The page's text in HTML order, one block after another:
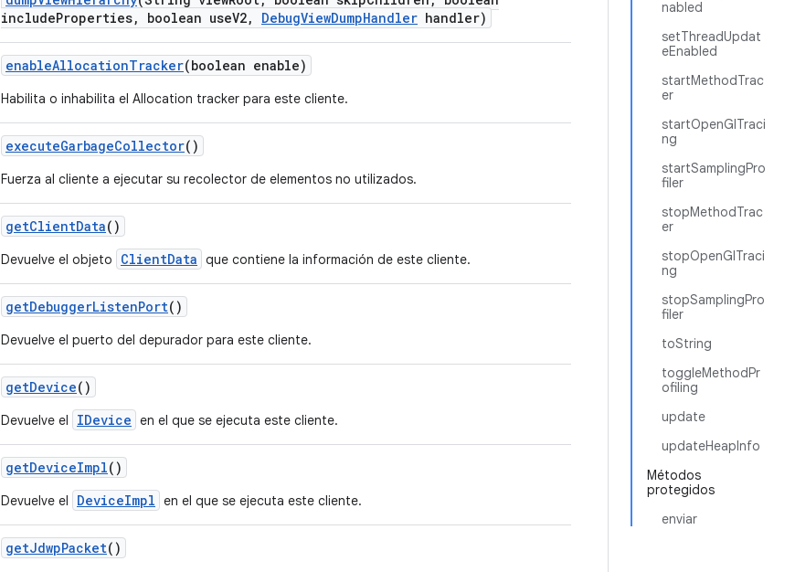
nabled
setThreadUpdat
eEnabled
startMethodTrac
er
startOpenGlTraci
ng
startSamplingPro
filer
stopMethodTrac
er
stopOpenGlTraci
ng
stopSamplingPro
filer
toString
toggleMethodPr
ofiling
update
updateHeapInfo
Métodos
protegidos
enviar
includeProperties, boolean useV2, DebugViewDumpHandler handler)
enableAllocationTracker(boolean enable)
Habilita o inhabilita el Allocation tracker para este cliente.
executeGarbageCollector()
Fuerza al cliente a ejecutar su recolector de elementos no utilizados.
getClientData()
Devuelve el objeto ClientData que contiene la información de este cliente.
getDebuggerListenPort()
Devuelve el puerto del depurador para este cliente.
getDevice()
Devuelve el IDevice en el que se ejecuta este cliente.
getDeviceImpl()
Devuelve el DeviceImpl en el que se ejecuta este cliente.
getJdwpPacket()